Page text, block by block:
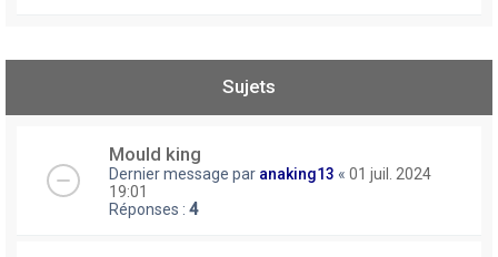
Sujets
Mould king
Dernier message par anaking13 « 01 juil. 2024
19:01
Réponses : 4